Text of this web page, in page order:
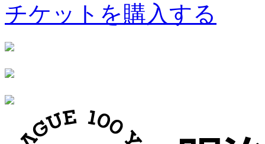
チケットを購入する